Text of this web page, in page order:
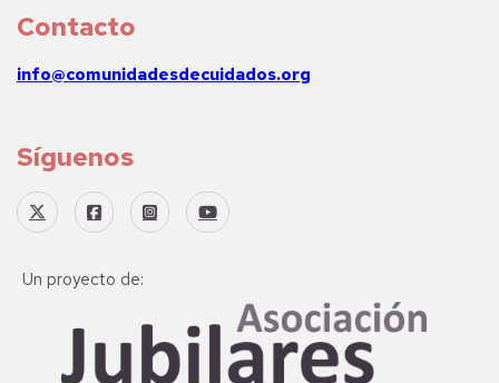
Contacto
info@comunidadesdecuidados.org
Síguenos
Un proyecto de: